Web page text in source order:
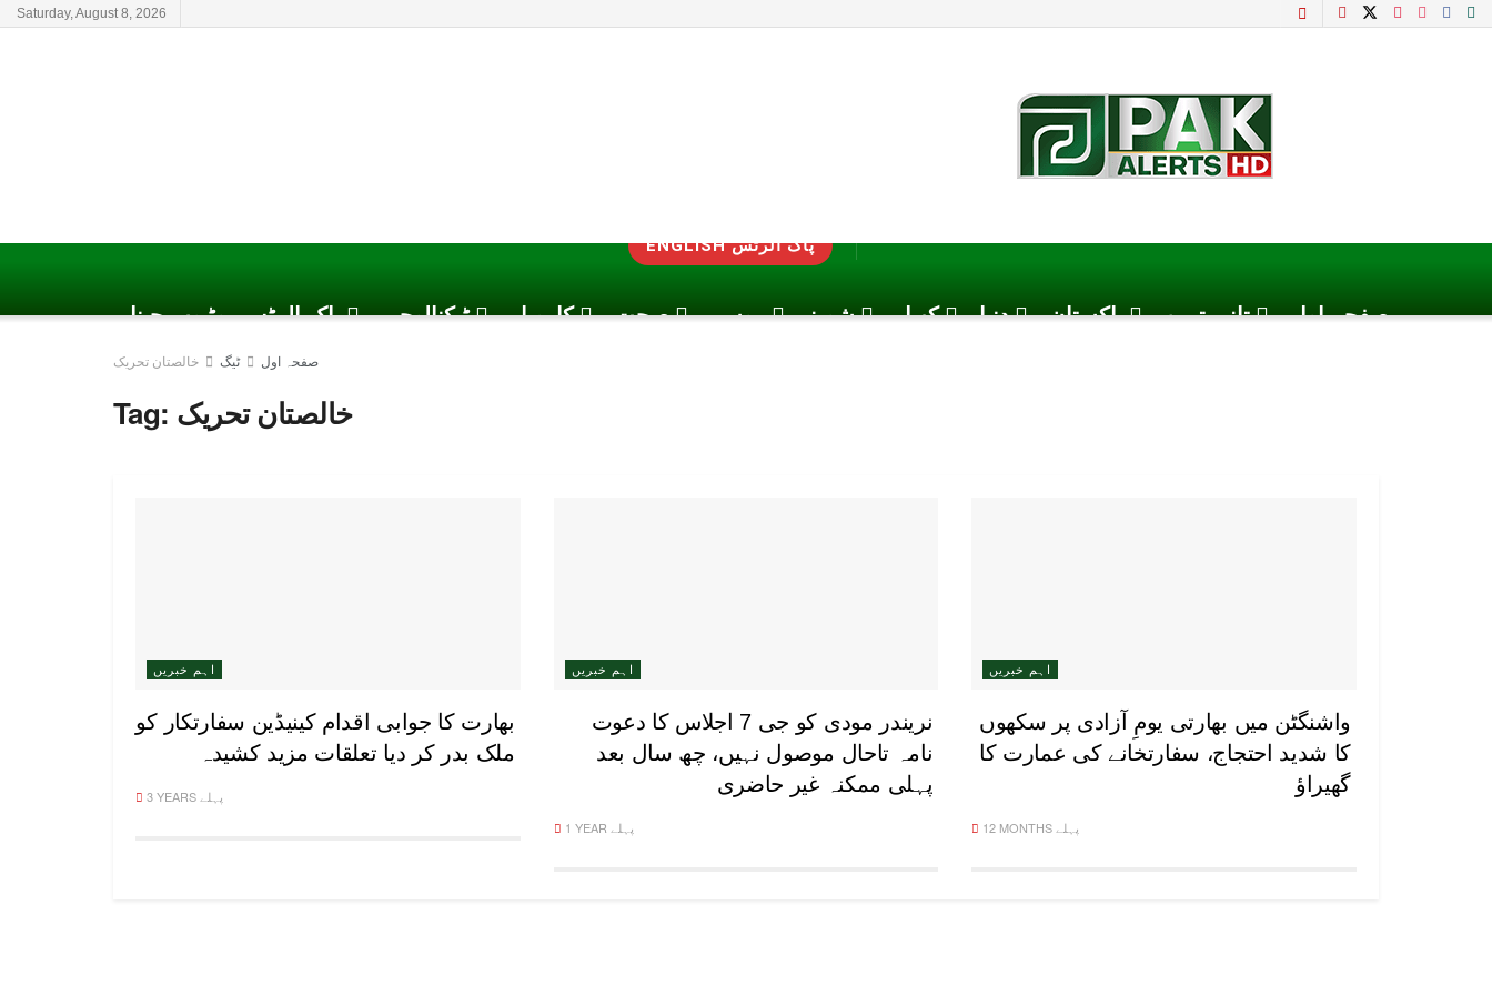
Saturday, August 8, 2026
ENGLISH پاک الرٹس
پاک الرٹس یوٹیوب چینل ٹیکنالوجی کاروبار صحت موسم شوبز کھیل دنیا پاکستان تازہ ترین صفحہ اول
صفحہ اول ٹیگ خالصتان تحریک
Tag: خالصتان تحریک
اہم خبریں
واشنگٹن میں بھارتی یومِ آزادی پر سکھوں
کا شدید احتجاج، سفارتخانے کی عمارت کا
گھیراؤ
12 MONTHS پہلے
اہم خبریں
نریندر مودی کو جی 7 اجلاس کا دعوت
نامہ تاحال موصول نہیں، چھ سال بعد
پہلی ممکنہ غیر حاضری
1 YEAR پہلے
اہم خبریں
بھارت کا جوابی اقدام کینیڈین سفارتکار کو
ملک بدر کر دیا تعلقات مزید کشیدہ
3 YEARS پہلے